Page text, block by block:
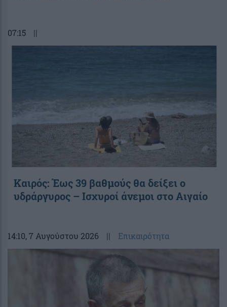
07:15 ||
Καιρός: Έως 39 βαθμούς θα δείξει ο
υδράργυρος – Ισχυροί άνεμοι στο Αιγαίο
14:10, 7 Αυγούστου 2026 || Επικαιρότητα